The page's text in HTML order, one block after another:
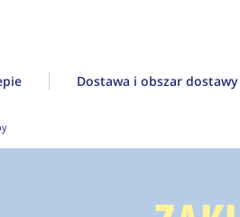
Dostawa i obszar dostawy